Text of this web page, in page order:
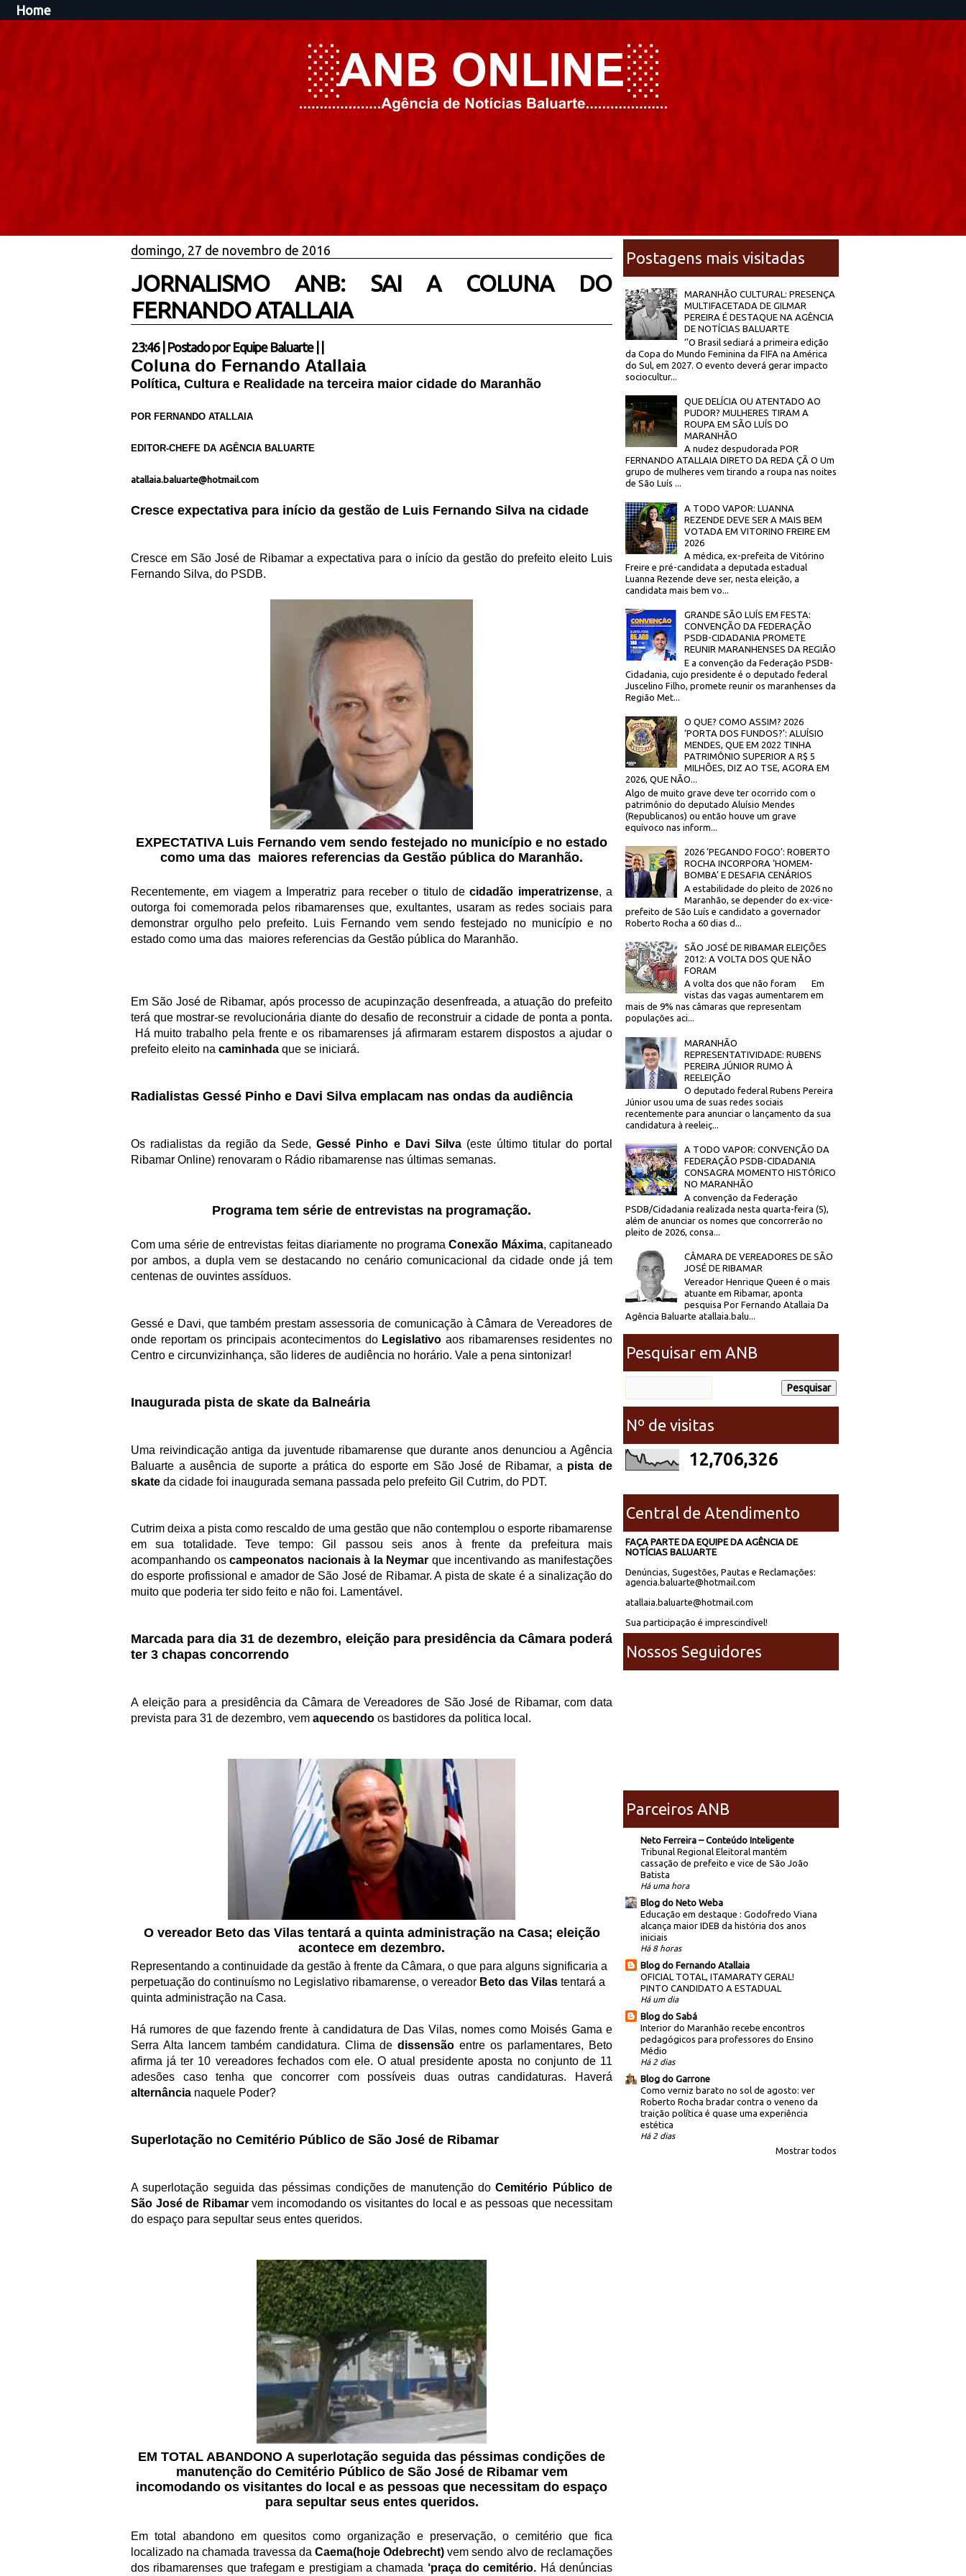
Home
domingo, 27 de novembro de 2016
JORNALISMO ANB: SAI A COLUNA DO
FERNANDO ATALLAIA
23:46| Postado por Equipe Baluarte
Coluna do Fernando Atallaia
Política, Cultura e Realidade na terceira maior cidade do Maranhão
POR FERNANDO ATALLAIA
EDITOR-CHEFE DA AGÊNCIA BALUARTE
atallaia.baluarte@hotmail.com
Cresce expectativa para início da gestão de Luis Fernando Silva na cidade
Cresce em São José de Ribamar a expectativa para o início da gestão do prefeito eleito Luis
Fernando Silva, do PSDB.
EXPECTATIVA Luis Fernando vem sendo festejado no município e no estado
como uma das maiores referencias da Gestão pública do Maranhão.
Recentemente, em viagem a Imperatriz para receber o titulo decidadão imperatrizense, a
outorga foi comemorada pelos ribamarenses que, exultantes, usaram as redes sociais para
demonstrar orgulho pelo prefeito. Luis Fernando vem sendo festejado no município e no
estado como uma das maiores referencias da Gestão pública do Maranhão.
Em São José de Ribamar, após processo de acupinzação desenfreada, a atuação do prefeito
terá que mostrar-se revolucionária diante do desafio de reconstruir a cidade de ponta a ponta.
Há muito trabalho pela frente e os ribamarenses já afirmaram estarem dispostos a ajudar o
prefeito eleito na caminhada que se iniciará.
Radialistas Gessé Pinho e Davi Silva emplacam nas ondas da audiência
Os radialistas da região da Sede,Gessé Pinho e Davi Silva(este último titular do portal
Ribamar Online) renovaram o Rádio ribamarense nas últimas semanas.
Programa tem série de entrevistas na programação.
Com uma série de entrevistas feitas diariamente no programaConexão Máxima, capitaneado
por ambos, a dupla vem se destacando no cenário comunicacional da cidade onde já tem
centenas de ouvintes assíduos.
Gessé e Davi, que também prestam assessoria de comunicação à Câmara de Vereadores de
onde reportam os principais acontecimentos do Legislativo aos ribamarenses residentes no
Centro e circunvizinhança, são lideres de audiência no horário. Vale a pena sintonizar!
Inaugurada pista de skate da Balneária
Uma reivindicação antiga da juventude ribamarense que durante anos denunciou a Agência
Baluarte a ausência de suporte a prática do esporte em São José de Ribamar, a pista de
skate da cidade foi inaugurada semana passada pelo prefeito Gil Cutrim, do PDT.
Cutrim deixa a pista como rescaldo de uma gestão que não contemplou o esporte ribamarense
em sua totalidade. Teve tempo: Gil passou seis anos à frente da prefeitura mais
acompanhando os campeonatos nacionais à la Neymar que incentivando as manifestações
do esporte profissional e amador de São José de Ribamar. A pista de skate é a sinalização do
muito que poderia ter sido feito e não foi. Lamentável.
Marcada para dia 31 de dezembro, eleição para presidência da Câmara poderá
ter 3 chapas concorrendo
A eleição para a presidência da Câmara de Vereadores de São José de Ribamar, com data
prevista para 31 de dezembro, vem aquecendo os bastidores da politica local.
O vereador Beto das Vilas tentará a quinta administração na Casa; eleição
acontece em dezembro.
Representando a continuidade da gestão à frente da Câmara, o que para alguns significaria a
perpetuação do continuísmo no Legislativo ribamarense, o vereador Beto das Vilas tentará a
quinta administração na Casa.
Há rumores de que fazendo frente à candidatura de Das Vilas, nomes como Moisés Gama e
Serra Alta lancem também candidatura. Clima dedissensão entre os parlamentares, Beto
afirma já ter 10 vereadores fechados com ele. O atual presidente aposta no conjunto de 11
adesões caso tenha que concorrer com possíveis duas outras candidaturas. Haverá
alternância naquele Poder?
Superlotação no Cemitério Público de São José de Ribamar
A superlotação seguida das péssimas condições de manutenção doCemitério Público de
São José de Ribamar vem incomodando os visitantes do local e as pessoas que necessitam
do espaço para sepultar seus entes queridos.
EM TOTAL ABANDONO A superlotação seguida das péssimas condições de
manutenção do Cemitério Público de São José de Ribamar vem
incomodando os visitantes do local e as pessoas que necessitam do espaço
para sepultar seus entes queridos.
Em total abandono em quesitos como organização e preservação, o cemitério que fica
localizado na chamada travessa da Caema(hoje Odebrecht)vem sendo alvo de reclamações
dos ribamarenses que trafegam e prestigiam a chamada ‘praça do cemitério. Há denúncias
Postagens mais visitadas
MARANHÃO CULTURAL: PRESENÇA
MULTIFACETADA DE GILMAR
PEREIRA É DESTAQUE NA AGÊNCIA
DE NOTÍCIAS BALUARTE
‘’O Brasil sediará a primeira edição
da Copa do Mundo Feminina da FIFA na América
do Sul, em 2027. O evento deverá gerar impacto
sociocultur...
QUE DELÍCIA OU ATENTADO AO
PUDOR? MULHERES TIRAM A
ROUPA EM SÃO LUÍS DO
MARANHÃO
A nudez despudorada POR
FERNANDO ATALLAIA DIRETO DA REDA ÇÃ O Um
grupo de mulheres vem tirando a roupa nas noites
de São Luís ...
A TODO VAPOR: LUANNA
REZENDE DEVE SER A MAIS BEM
VOTADA EM VITORINO FREIRE EM
2026
A médica, ex-prefeita de Vitórino
Freire e pré-candidata a deputada estadual
Luanna Rezende deve ser, nesta eleição, a
candidata mais bem vo...
GRANDE SÃO LUÍS EM FESTA:
CONVENÇÃO DA FEDERAÇÃO
PSDB-CIDADANIA PROMETE
REUNIR MARANHENSES DA REGIÃO
E a convenção da Federação PSDB-
Cidadania, cujo presidente é o deputado federal
Juscelino Filho, promete reunir os maranhenses da
Região Met...
O QUE? COMO ASSIM? 2026
‘PORTA DOS FUNDOS?’: ALUÍSIO
MENDES, QUE EM 2022 TINHA
PATRIMÔNIO SUPERIOR A R$ 5
MILHÕES, DIZ AO TSE, AGORA EM
2026, QUE NÃO...
Algo de muito grave deve ter ocorrido com o
patrimônio do deputado Aluísio Mendes
(Republicanos) ou então houve um grave
equívoco nas inform...
2026 ‘PEGANDO FOGO’: ROBERTO
ROCHA INCORPORA ‘HOMEM-
BOMBA’ E DESAFIA CENÁRIOS
A estabilidade do pleito de 2026 no
Maranhão, se depender do ex-vice-
prefeito de São Luís e candidato a governador
Roberto Rocha a 60 dias d...
SÃO JOSÉ DE RIBAMAR ELEIÇÕES
2012: A VOLTA DOS QUE NÃO
FORAM
A volta dos que não foram Em
vistas das vagas aumentarem em
mais de 9% nas câmaras que representam
populações aci...
MARANHÃO
REPRESENTATIVIDADE: RUBENS
PEREIRA JÚNIOR RUMO À
REELEIÇÃO
O deputado federal Rubens Pereira
Júnior usou uma de suas redes sociais
recentemente para anunciar o lançamento da sua
candidatura à reeleiç...
A TODO VAPOR: CONVENÇÃO DA
FEDERAÇÃO PSDB-CIDADANIA
CONSAGRA MOMENTO HISTÓRICO
NO MARANHÃO
A convenção da Federação
PSDB/Cidadania realizada nesta quarta-feira (5),
além de anunciar os nomes que concorrerão no
pleito de 2026, consa...
CÂMARA DE VEREADORES DE SÃO
JOSÉ DE RIBAMAR
Vereador Henrique Queen é o mais
atuante em Ribamar, aponta
pesquisa Por Fernando Atallaia Da
Agência Baluarte atallaia.balu...
Pesquisar em ANB
Nº de visitas
12,706,326
Central de Atendimento
FAÇA PARTE DA EQUIPE DA AGÊNCIA DE
NOTÍCIAS BALUARTE
Denúncias, Sugestões, Pautas e Reclamações:
agencia.baluarte@hotmail.com
atallaia.baluarte@hotmail.com
Sua participação é imprescindível!
Nossos Seguidores
Parceiros ANB
Neto Ferreira – Conteúdo Inteligente
Tribunal Regional Eleitoral mantém
cassação de prefeito e vice de São João
Batista
Há uma hora
Blog do Neto Weba
Educação em destaque : Godofredo Viana
alcança maior IDEB da história dos anos
iniciais
Há 8 horas
Blog do Fernando Atallaia
OFICIAL TOTAL, ITAMARATY GERAL!
PINTO CANDIDATO A ESTADUAL
Há um dia
Blog do Sabá
Interior do Maranhão recebe encontros
pedagógicos para professores do Ensino
Médio
Há 2 dias
Blog do Garrone
Como verniz barato no sol de agosto: ver
Roberto Rocha bradar contra o veneno da
traição política é quase uma experiência
estética
Há 2 dias
Mostrar todos